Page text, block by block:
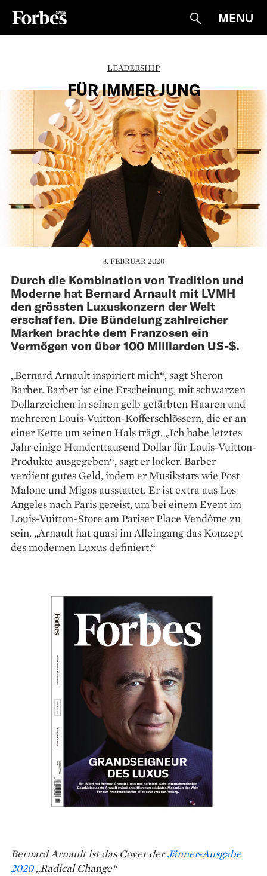
Suche
MENU
LEADERSHIP
FÜR IMMER JUNG
3. FEBRUAR 2020
Durch die Kombination von Tradition und
Moderne hat Bernard Arnault mit LVMH
den grössten Luxuskonzern der Welt
erschaffen. Die Bündelung zahlreicher
Marken brachte dem Franzosen ein
Vermögen von über 100 Milliarden US-$.
„Bernard Arnault inspiriert mich“, sagt Sheron
Barber. Barber ist eine Erscheinung, mit schwarzen
Dollarzeichen in seinen gelb gefärbten Haaren und
mehreren Louis-Vuitton-Kofferschlössern, die er an
einer Kette um seinen Hals trägt. „Ich habe letztes
Jahr einige Hunderttausend Dollar für Louis-Vuitton-
Produkte ausgegeben“, sagt er locker. Barber
verdient gutes Geld, indem er Musikstars wie Post
Malone und Migos ausstattet. Er ist extra aus Los
Angeles nach Paris gereist, um bei einem Event im
Louis-Vuitton-Store am Pariser Place Vendôme zu
sein. „Arnault hat quasi im Alleingang das Konzept
des modernen Luxus definiert.“
Bernard Arnault ist das Cover derJänner-Ausgabe
2020„Radical Change“